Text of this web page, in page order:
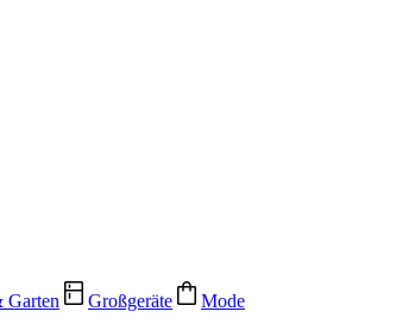
Garten Großgeräte Mode